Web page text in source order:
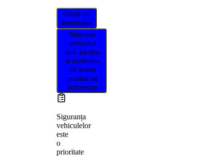
Găsiți un
distribuitor
Selectați
vehiculul
dvs. pentru
a confirma
că acest
produs se
potrivește
Siguranța
vehiculelor
este
o
prioritate